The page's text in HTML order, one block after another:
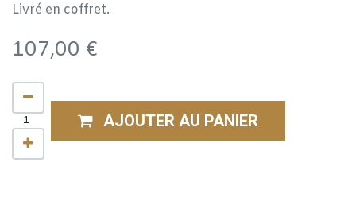
Livré en coffret.
107,00 €
AJOUTER AU PANIER